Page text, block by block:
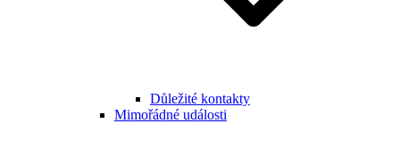
Důležité kontakty
Mimořádné události